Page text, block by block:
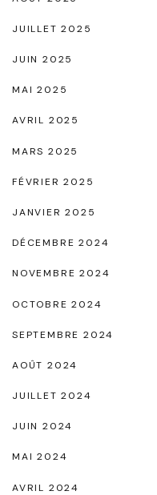
s
a
l
a
N
JUILLET 2025
JUIN 2025
MAI 2025
AVRIL 2025
MARS 2025
FÉVRIER 2025
JANVIER 2025
DÉCEMBRE 2024
NOVEMBRE 2024
OCTOBRE 2024
SEPTEMBRE 2024
AOÛT 2024
JUILLET 2024
JUIN 2024
MAI 2024
AVRIL 2024